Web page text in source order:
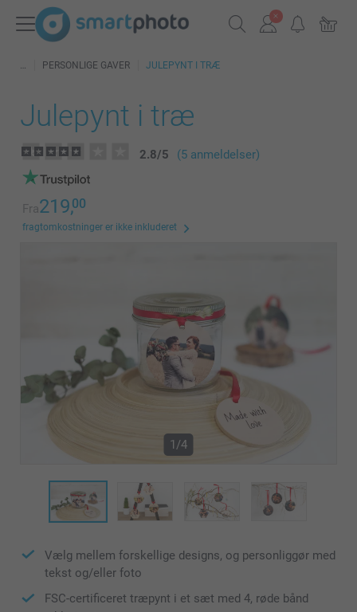
PERSONLIGE GAVER JULEPYNT I TRÆ
Julepynt i træ
2.8/5 (5 anmeldelser)
Fra219,00
fragtomkostninger er ikke inkluderet
1/4
Vælg mellem forskellige designs, og personliggør med
tekst og/eller foto
FSC-certificeret træpynt i et sæt med 4, røde bånd